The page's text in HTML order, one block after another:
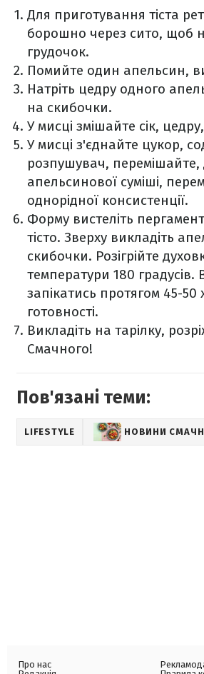
Для приготування тіста
борошно через сито, щоб
грудочок.
Помийте один апельсин,
Натріть цедру одного
на скибочки.
У мисці змішайте сік,
У мисці з'єднайте цукор,
розпушувач, перемішайте,
апельсинової суміші,
однорідної консистенції.
Форму вистеліть
тісто. Зверху викладіть
скибочки. Розігрійте
температури 180 градусів.
запікатись протягом 45-
готовності.
Викладіть на тарілку,
Смачного!
Пов'язані теми:
LIFESTYLE НОВИНИ
Про нас